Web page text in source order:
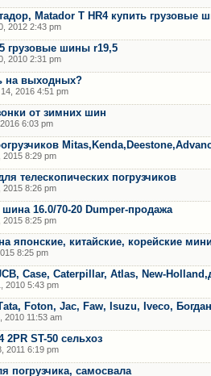
Matador T HR4 купить грузовые
2012 2:43 pm
грузовые шины r19,5
2010 2:31 pm
на выходных?
2016 4:51 pm
от зимних шин
6:03 pm
2015 8:29 pm
телескопических погрузчиков
2015 8:26 pm
16.0/70-20 Dumper-продажа
2015 8:25 pm
японские, китайские, корейские
8:25 pm
Case, Caterpillar, Atlas, New-
2010 5:43 pm
Foton, Jac, Faw, Isuzu, Iveco, Богдан
2010 11:53 am
2PR ST-50 сельхоз
2011 6:19 pm
погрузчика, самосвала